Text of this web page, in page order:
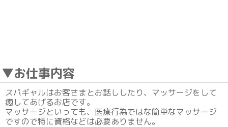
▼お仕事内容
スパギャルはお客さまとお話ししたり、マッサージをして
癒してあげるお店です。
マッサージといっても、医療行為ではな簡単なマッサージ
ですので特に資格などは必要ありません。